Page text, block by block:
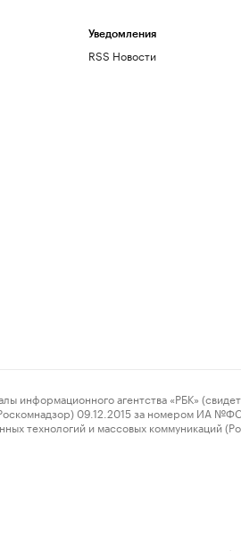
Уведомления
RSS Новости
агентства «РБК»
09.12.2015 за номером ИА
технологий и массовых